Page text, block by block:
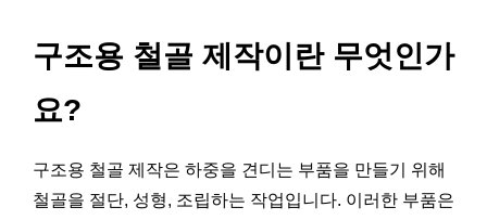
구조용 철골 제작이란 무엇인가
요?
구조용 철골 제작은 하중을 견디는 부품을 만들기 위해
철골을 절단, 성형, 조립하는 작업입니다. 이러한 부품은